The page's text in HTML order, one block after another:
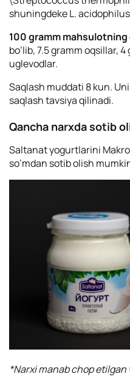
shuningdekе L.
100 gramm
bo’lib, 7.5 gramm oqsillar,
uglevodlar.
Saqlash muddati 8 kun.
saqlash tavsiya qilinadi.
Qancha narxda sotib
Saltanat yogurtlarini
so’mdan sotib olish
*Narxi manab chop